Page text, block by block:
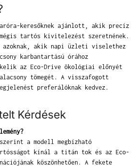
keresőknek ajánlott, akik precíz
mégis tartós kivitelezést szeretnének.
azoknak, akik napi üzleti viselethez
karbantartású órához
az Eco-Drive ökológiai előnyét
tömegét. A visszafogott
preferálóknak kedvez.
Kérdések
a modell megbízható
kínál a titán tok és az Eco-
köszönhetően. A fekete